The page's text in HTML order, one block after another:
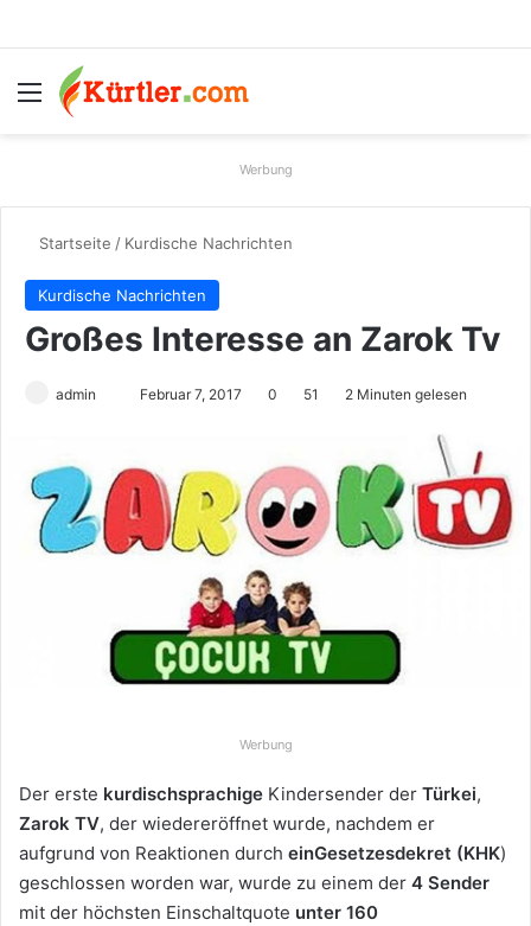
Menü
Werbung
Startseite / Kurdische Nachrichten
Kurdische Nachrichten
Großes Interesse an Zarok Tv
admin
d
e
n
M
a
i
l
Februar 7, 2017 0 51 2 Minuten gelesen
Werbung
Der erste kurdischsprachige Kindersender der Türkei,
Zarok TV, der wiedereröffnet wurde, nachdem er
aufgrund von Reaktionen durch einGesetzesdekret (KHK)
geschlossen worden war, wurde zu einem der 4 Sender
mit der höchsten Einschaltquote unter 160